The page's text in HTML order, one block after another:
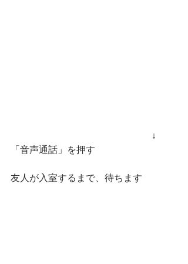
↓
「音声通話」を押す
友人が入室するまで、待ちます